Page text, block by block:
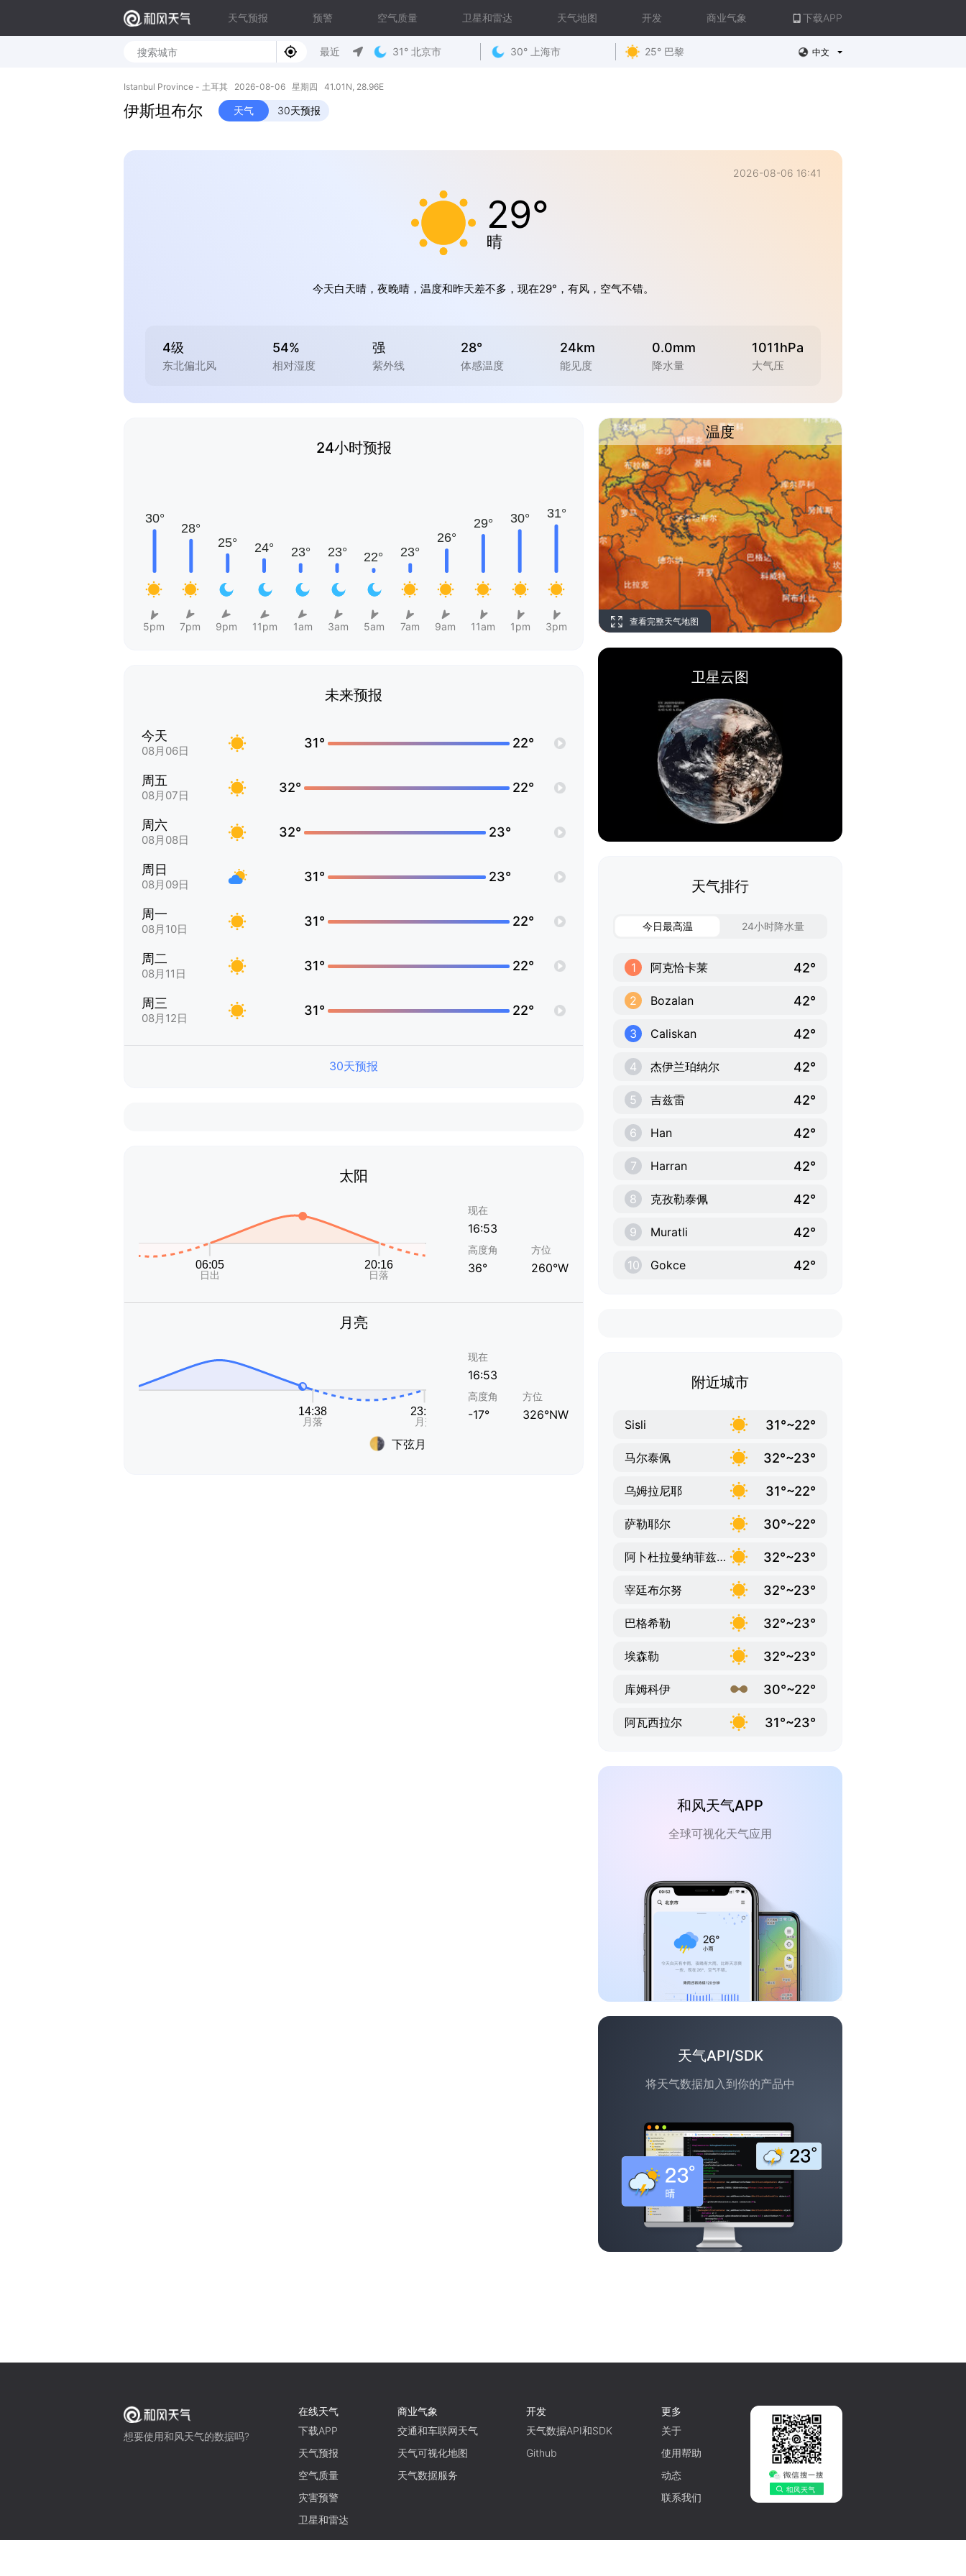
天气预报 预警 空气质量 卫星和雷达 天气地图 开发 商业气象 下载APP
最近 31° 北京市 30° 上海市 25° 巴黎 中文
Istanbul Province - 土耳其 2026-08-06 星期四 41.01N, 28.96E
伊斯坦布尔 天气 30天预报
2026-08-06 16:41
29°
晴
今天白天晴，夜晚晴，温度和昨天差不多，现在29°，有风，空气不错。
4级
东北偏北风
54%
相对湿度
强
紫外线
28°
体感温度
24km
能见度
0.0mm
降水量
1011hPa
大气压
24小时预报
5pm 7pm 9pm 11pm 1am 3am 5am 7am 9am 11am 1pm 3pm
未来预报
今天
08月06日
31° 22°
周五
08月07日
32° 22°
周六
08月08日
32° 23°
周日
08月09日
31° 23°
周一
08月10日
31° 22°
周二
08月11日
31° 22°
周三
08月12日
31° 22°
30天预报
太阳
现在
16:53
高度角
36°
方位
260°W
月亮
下弦月
现在
16:53
高度角
-17°
方位
326°NW
温度
查看完整天气地图
卫星云图
天气排行
今日最高温 24小时降水量
1 阿克恰卡莱 42°
2 Bozalan 42°
3 Caliskan 42°
4 杰伊兰珀纳尔 42°
5 吉兹雷 42°
6 Han 42°
7 Harran 42°
8 克孜勒泰佩 42°
9 Muratli 42°
10 Gokce 42°
附近城市
Sisli 31°~22°
马尔泰佩 32°~23°
乌姆拉尼耶 31°~22°
萨勒耶尔 30°~22°
阿卜杜拉曼纳菲兹居尔曼 32°~23°
宰廷布尔努 32°~23°
巴格希勒 32°~23°
埃森勒 32°~23°
库姆科伊 30°~22°
阿瓦西拉尔 31°~23°
和风天气APP
全球可视化天气应用
天气API/SDK
将天气数据加入到你的产品中
想要使用和风天气的数据吗?
在线天气
下载APP
天气预报
空气质量
灾害预警
卫星和雷达
商业气象
交通和车联网天气
天气可视化地图
天气数据服务
开发
天气数据API和SDK
Github
更多
关于
使用帮助
动态
联系我们